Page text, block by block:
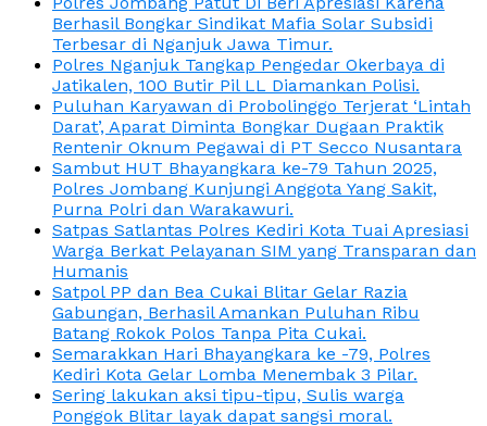
Berhasil Bongkar Sindikat Mafia Solar Subsidi
Terbesar di Nganjuk Jawa Timur.
Polres Nganjuk Tangkap Pengedar Okerbaya di
Jatikalen, 100 Butir Pil LL Diamankan Polisi.
Puluhan Karyawan di Probolinggo Terjerat ‘Lintah
Darat’, Aparat Diminta Bongkar Dugaan Praktik
Rentenir Oknum Pegawai di PT Secco Nusantara
Sambut HUT Bhayangkara ke-79 Tahun 2025,
Polres Jombang Kunjungi Anggota Yang Sakit,
Purna Polri dan Warakawuri.
Satpas Satlantas Polres Kediri Kota Tuai Apresiasi
Warga Berkat Pelayanan SIM yang Transparan dan
Humanis
Satpol PP dan Bea Cukai Blitar Gelar Razia
Gabungan, Berhasil Amankan Puluhan Ribu
Batang Rokok Polos Tanpa Pita Cukai.
Semarakkan Hari Bhayangkara ke -79, Polres
Kediri Kota Gelar Lomba Menembak 3 Pilar.
Sering lakukan aksi tipu-tipu, Sulis warga
Ponggok Blitar layak dapat sangsi moral.